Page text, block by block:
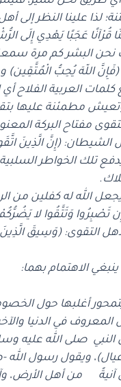
لذا علينا النظر إلى
قُرْآنًا عَجَبًا يَهْدِي إِلَى
نحن البشر كم مرة
اللّهَ يُحِبُّ الْمُتَّقِين)
العربية الفلاح أي
مطمئنة عليها بتقوى
مفتاح البركة
(إِنَّ الَّذِينَ
يدفع تلك الخواطر
الله له كفلين من
تَصْبِرُوا وَتَتَّقُوا لا
التقوى: (وَسِيقَ
الاهتمام بهما:
أغلبها حول
المعروف في الدنيا
صلى الله عليه
ويقول رسول الله
آنيةً من أهل الأرض،